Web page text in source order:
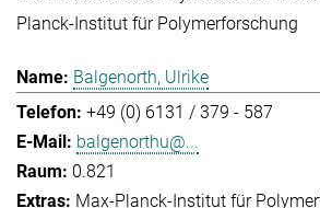
Planck-Institut für Polymerforschung
Balgenorth, Ulrike
+49 (0) 6131 / 379 - 587
balgenorthu@...
0.821
Max-Planck-Institut für